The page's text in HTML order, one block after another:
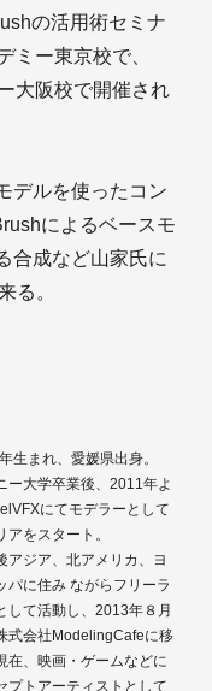
の活用術セミナ
ミー東京校で、
大阪校で開催され
デルを使ったコン
によるベースモ
合成など山家氏に
る。
生まれ、愛媛県出身。
ー大学卒業後、2011年よ
にてモデラーとして
アをスタート。
アジア、北アメリカ、ヨ
パに住み ながらフリーラ
して活動し、2013年８月
式会社ModelingCafeに移
在、映画・ゲームなどに
プトアーティストとして